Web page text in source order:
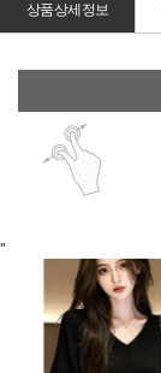
상품상세정보
"